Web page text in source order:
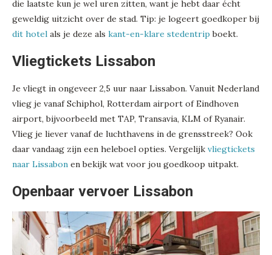
die laatste kun je wel uren zitten, want je hebt daar écht
geweldig uitzicht over de stad. Tip: je logeert goedkoper bij
dit hotel als je deze als kant-en-klare stedentrip boekt.
Vliegtickets Lissabon
Je vliegt in ongeveer 2,5 uur naar Lissabon. Vanuit Nederland
vlieg je vanaf Schiphol, Rotterdam airport of Eindhoven
airport, bijvoorbeeld met TAP, Transavia, KLM of Ryanair.
Vlieg je liever vanaf de luchthavens in de grensstreek? Ook
daar vandaag zijn een heleboel opties. Vergelijk vliegtickets
naar Lissabon en bekijk wat voor jou goedkoop uitpakt.
Openbaar vervoer Lissabon